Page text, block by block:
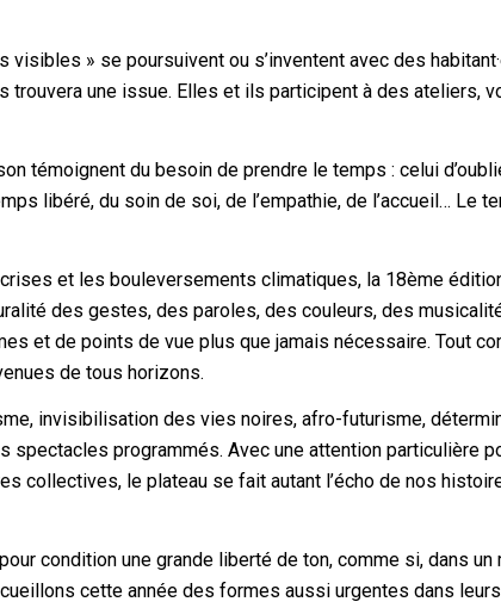
» se poursuivent ou s’inventent avec des
trouvera une issue. Elles et ils participent à des ateliers,
témoignent du besoin de prendre le temps : celui
libéré, du soin de soi, de l’empathie, de l’accueil… Le
et les bouleversements climatiques, la 18ème
des gestes, des paroles, des couleurs, des
et de points de vue plus que jamais nécessaire. Tout
de tous horizons.
invisibilisation des vies noires, afro-futurisme,
programmés. Avec une attention particulière
collectives, le plateau se fait autant l’écho de nos
condition une grande liberté de ton, comme si, dans un
cette année des formes aussi urgentes dans leurs